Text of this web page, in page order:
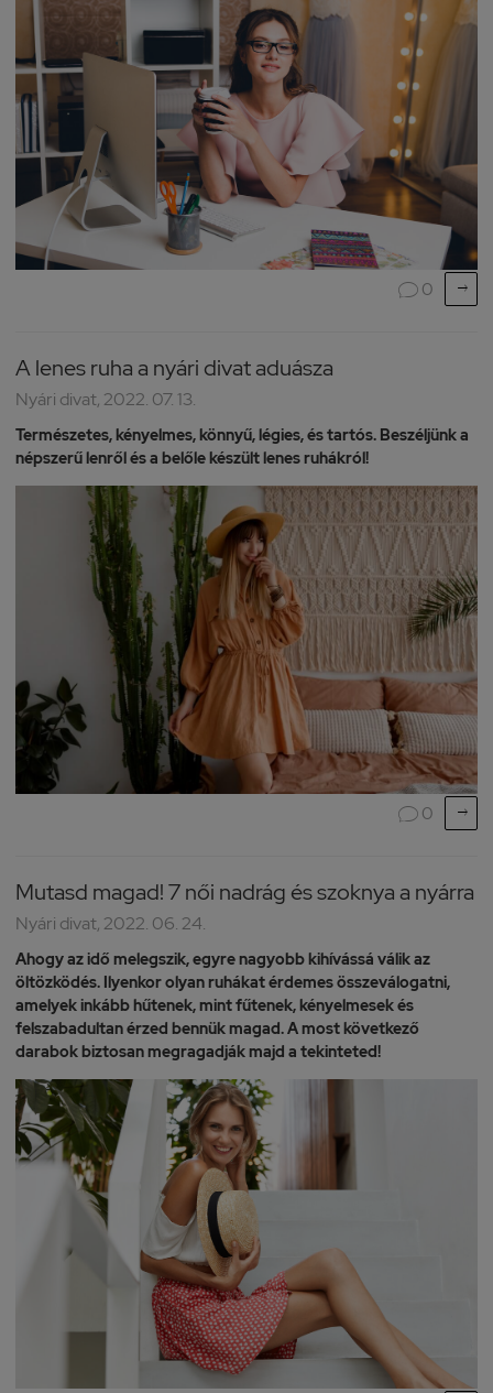
0 
A lenes ruha a nyári divat aduásza
Nyári divat, 2022. 07. 13.
Természetes, kényelmes, könnyű, légies, és tartós. Beszéljünk a
népszerű lenről és a belőle készült lenes ruhákról!
0 
Mutasd magad! 7 női nadrág és szoknya a nyárra
Nyári divat, 2022. 06. 24.
Ahogy az idő melegszik, egyre nagyobb kihívássá válik az
öltözködés. Ilyenkor olyan ruhákat érdemes összeválogatni,
amelyek inkább hűtenek, mint fűtenek, kényelmesek és
felszabadultan érzed bennük magad. A most következő
darabok biztosan megragadják majd a tekinteted!